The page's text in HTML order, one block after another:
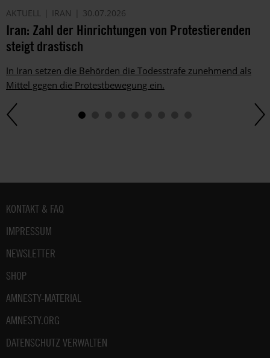
AKTUELL IRAN 30.07.2026
Iran: Zahl der Hinrichtungen von Protestierenden
steigt drastisch
In Iran setzen die Behörden die Todesstrafe zunehmend als
Mittel gegen die Protestbewegung ein.
Fußbereich
KONTAKT & FAQ
IMPRESSUM
NEWSLETTER
SHOP
AMNESTY-MATERIAL
AMNESTY.ORG
DATENSCHUTZ VERWALTEN